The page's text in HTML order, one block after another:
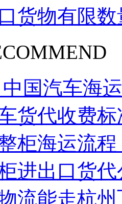
货物有限
国汽车海
货代收费
柜海运流
进出口货
流能走杭